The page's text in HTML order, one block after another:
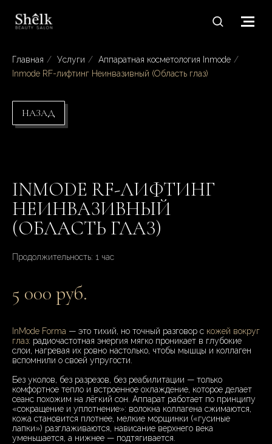
Главная / Услуги / Аппаратная косметология Inmode /
Inmode RF-лифтинг Неинвазивный (Область глаз)
НАЗАД
INMODE RF-ЛИФТИНГ
НЕИНВАЗИВНЫЙ
(ОБЛАСТЬ ГЛАЗ)
Продолжительность: 1 час
5 000 руб.
InMode Forma — это тихий, но точный разговор с кожей вокруг
глаз: радиочастотная энергия мягко проникает в глубокие
слои, нагревая их ровно настолько, чтобы мышцы и коллаген
вспомнили о своей упругости.
Без уколов, без разрезов, без реабилитации — только
комфортное тепло и встроенное охлаждение, которое делает
сеанс похожим на лёгкий сон. Аппарат работает по принципу
«сокращение и уплотнение»: волокна коллагена сжимаются,
кожа становится плотнее, мелкие морщинки («гусиные
лапки») разглаживаются, нависание верхнего века
уменьшается, а нижнее — подтягивается.